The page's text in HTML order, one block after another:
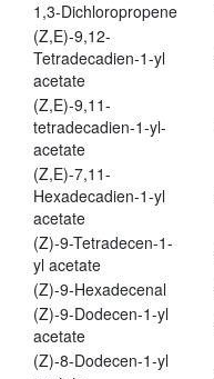
1,3-Dichloropropene
(Z,E)-9,12-
Tetradecadien-1-yl
acetate
(Z,E)-9,11-
tetradecadien-1-yl-
acetate
(Z,E)-7,11-
Hexadecadien-1-yl
acetate
(Z)-9-Tetradecen-1-
yl acetate
(Z)-9-Hexadecenal
(Z)-9-Dodecen-1-yl
acetate
(Z)-8-Dodecen-1-yl